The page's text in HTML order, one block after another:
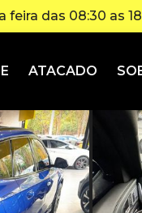
feira das 08:30 as
ATACADO